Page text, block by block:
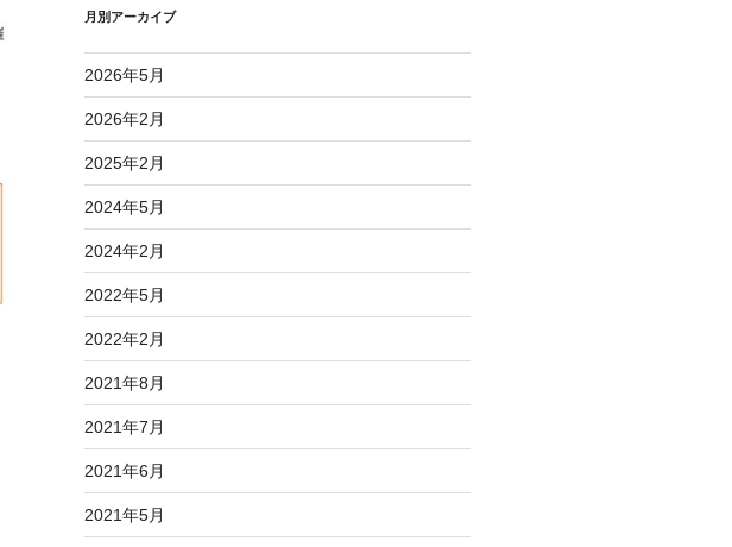
月別アーカイブ
2026年5月
2026年2月
2025年2月
2024年5月
2024年2月
2022年5月
2022年2月
2021年8月
2021年7月
2021年6月
2021年5月